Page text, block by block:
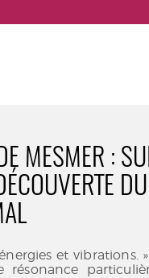
MESMER :
DU
et vibrations.
résonance